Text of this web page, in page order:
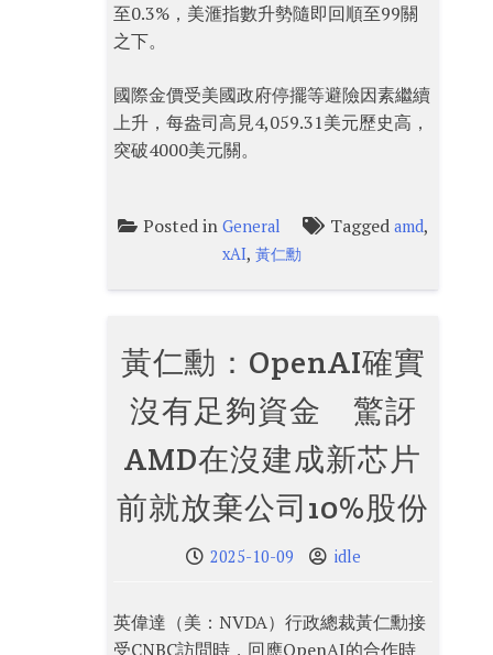
至0.3%，美滙指數升勢隨即回順至99關
之下。
國際金價受美國政府停擺等避險因素繼續
上升，每盎司高見4,059.31美元歷史高，
突破4000美元關。
Posted in General Tagged amd,
xAI,黃仁勳
黃仁勳：OpenAI確實
沒有足夠資金 驚訝
AMD在沒建成新芯片
前就放棄公司10%股份
2025-10-09 idle
英偉達（美：NVDA）行政總裁黃仁勳接
受CNBC訪問時，回應OpenAI的合作時